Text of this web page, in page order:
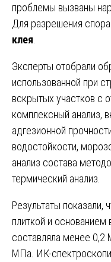
проблемы вызваны
Для разрешения
клея
Эксперты отобрали
использованной при
вскрытых участков с
комплексный анализ,
адгезионной
водостойкости,
анализ состава
термический анализ.
Результаты показали,
плиткой и
составляла менее
МПа. ИК-